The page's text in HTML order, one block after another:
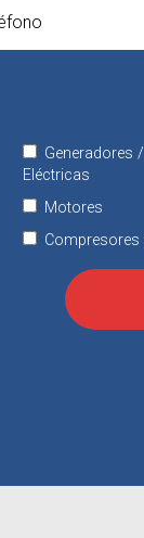
Generadores
Eléctricas
Motores
Compresores